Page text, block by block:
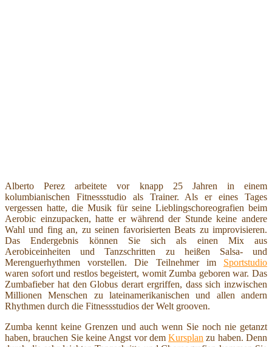
Alberto Perez arbeitete vor knapp 25 Jahren in einem
kolumbianischen Fitnessstudio als Trainer. Als er eines Tages
vergessen hatte, die Musik für seine Lieblingschoreografien beim
Aerobic einzupacken, hatte er während der Stunde keine andere
Wahl und fing an, zu seinen favorisierten Beats zu improvisieren.
Das Endergebnis können Sie sich als einen Mix aus
Aerobiceinheiten und Tanzschritten zu heißen Salsa- und
Merenguerhythmen vorstellen. Die Teilnehmer im Sportstudio
waren sofort und restlos begeistert, womit Zumba geboren war. Das
Zumbafieber hat den Globus derart ergriffen, dass sich inzwischen
Millionen Menschen zu lateinamerikanischen und allen andern
Rhythmen durch die Fitnessstudios der Welt grooven.
Zumba kennt keine Grenzen und auch wenn Sie noch nie getanzt
haben, brauchen Sie keine Angst vor demKursplan zu haben. Denn